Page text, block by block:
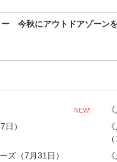
ー 今秋にアウトドアゾーン
NEW!
）
ズ（7月31日）